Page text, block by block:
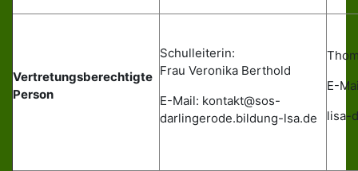
Vertretungsberechtigte
Person
Schulleiterin:
Frau Veronika Berthold
E-Mail: kontakt@sos-
darlingerode.bildung-lsa.de
E-
lisa-